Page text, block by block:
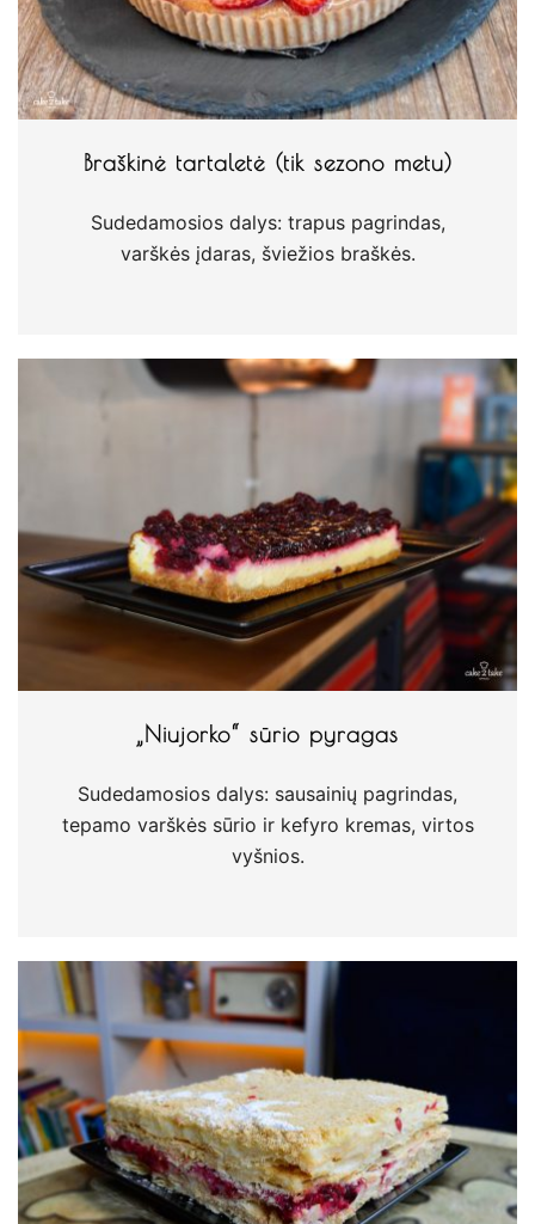
Braškinė tartaletė (tik sezono metu)
Sudedamosios dalys: trapus pagrindas,
varškės įdaras, šviežios braškės.
„Niujorko“ sūrio pyragas
Sudedamosios dalys: sausainių pagrindas,
tepamo varškės sūrio ir kefyro kremas, virtos
vyšnios.